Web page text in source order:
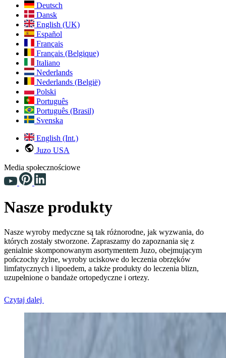
Deutsch
Dansk
English (UK)
Español
Français
Français (Belgique)
Italiano
Nederlands
Nederlands (België)
Polski
Português
Português (Brasil)
Svenska
English (Int.)
Juzo USA
Media społecznościowe
Nasze produkty
Nasze wyroby medyczne są tak różnorodne, jak wyzwania, do
których zostały stworzone. Zapraszamy do zapoznania się z
genialnie skomponowanym asortymentem Juzo, obejmującym
pończochy żylne, wyroby uciskowe do leczenia obrzęków
limfatycznych i lipoedem, a także produkty do leczenia blizn,
uzupełnione o bandaże ortopedyczne i ortezy.
Czytaj dalej